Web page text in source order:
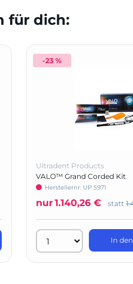
für dich:
-23 %
Ultradent Products
VALO™ Grand Corded Kit
Herstellernr: UP 5971
nur1.140,26 € statt
In